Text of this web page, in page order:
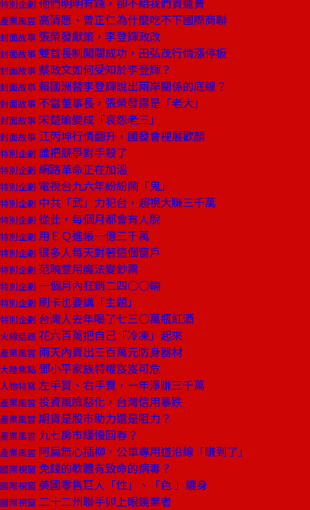
特別企劃
產業風雲 高清愿、曾正仁為什麼吃不下國際商聯
封面故事 張榮發獻策，李登輝政改
封面故事 雙首長制闖關成功，田弘茂行情漲停板
封面故事 蔡政文如何受知於李登輝？
封面故事 賴國洲替李登輝說出兩岸關係的底線？
封面故事 不當董事長，張榮發還是「老大」
封面故事 宋楚瑜變成「哀怨老三」
封面故事 江丙坤行情翻升，國發會裡展歡顏
特別企劃 誰把競爭對手殺了
特別企劃 網路革命正在加溫
特別企劃 電視台九六年紛紛鬧「鬼」
特別企劃 中共「武」力犯台，超視大賺三千萬
特別企劃 從此，每個月都會有人脫
特別企劃 用ＥＱ進帳一億三千萬
特別企劃 很多人每天對著這個窗戶
特別企劃 范曉萱用魔法變鈔票
特別企劃 一個月內狂銷二四○○輛
特別企劃 刷卡也要講「主題」
特別企劃 台灣人去年喝了七三○萬瓶紅酒
火線話題 花六百萬把自己「冷凍」起來
產業風雲 兩天內賣出三百萬元防身器材
大陸焦點 鄧小平家族特權岌岌可危
人物特寫 左手買、右手賣，一年淨賺三千萬
產業風雲 投資風險惡化，台灣信用暴跌
產業風雲 期貨是股市助力還是阻力？
產業風雲 九七房市緩慢回春？
產業風雲 阿扁無心插柳，公車專用道沿線「賺到了」
國際視窗 免錢的軟體有致命的病毒？
國際視窗 美國零售巨人「性」、「色 」纏身
國際視窗 二十二州聯手卯上眼鏡業者